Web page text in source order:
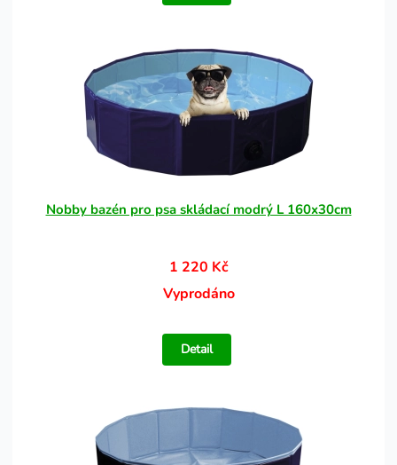
Nobby bazén pro psa skládací modrý L 160x30cm
1 220 Kč
Vyprodáno
Detail